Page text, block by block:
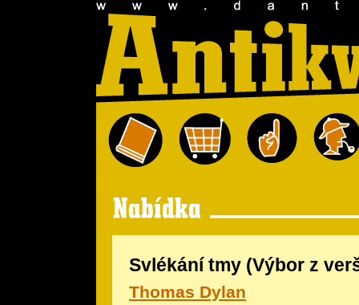
Svlékání tmy (Výbor z
Thomas Dylan